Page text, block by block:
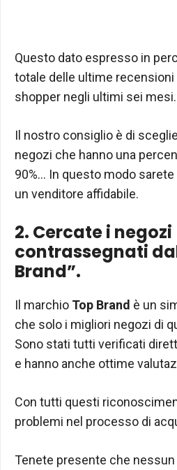
Questo dato espresso in
totale delle ultime
shopper negli ultimi sei mesi.
Il nostro consiglio è di
negozi che hanno una
90%… In questo modo
un venditore affidabile.
2. Cercate i negozi
contrassegnati
Brand”.
Il marchio Top Brand è un
che solo i migliori negozi di
Sono stati tutti verificati
e hanno anche ottime
Con tutti questi
problemi nel processo di
Tenete presente che